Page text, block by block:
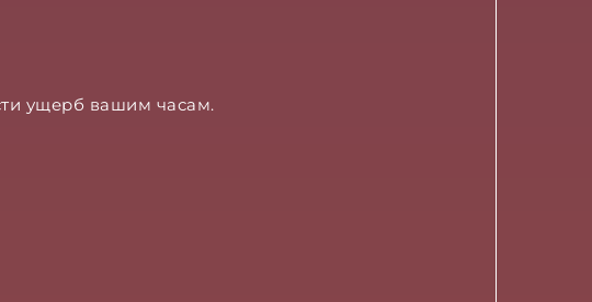
ущерб вашим часам.